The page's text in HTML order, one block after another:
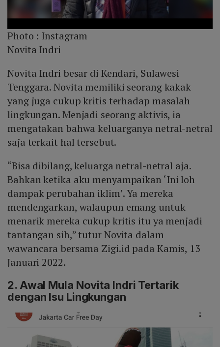
Photo : Instagram
Novita Indri
Novita Indri besar di Kendari, Sulawesi
Tenggara. Novita memiliki seorang kakak
yang juga cukup kritis terhadap masalah
lingkungan. Menjadi seorang aktivis, ia
mengatakan bahwa keluarganya netral-netral
saja terkait hal tersebut.
“Bisa dibilang, keluarga netral-netral aja.
Bahkan ketika aku menyampaikan ‘Ini loh
dampak perubahan iklim’. Ya mereka
mendengarkan, walaupun emang untuk
menarik mereka cukup kritis itu ya menjadi
tantangan sih,” tutur Novita dalam
wawancara bersama Zigi.id pada Kamis, 13
Januari 2022.
2. Awal Mula Novita Indri Tertarik
dengan Isu Lingkungan